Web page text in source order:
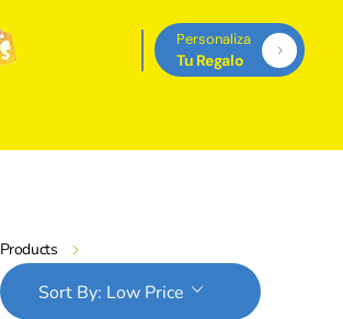
Personaliza
Tu Regalo
Products
Tienda
Sort By: Low Price